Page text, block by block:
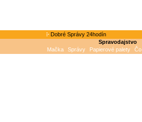
Dobré Správy 24hodín
Spravodajstvo
Mačka
Správy Papierové palety